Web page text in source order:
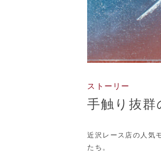
手触り抜
ストーリー
近沢レース店の人気
たち。